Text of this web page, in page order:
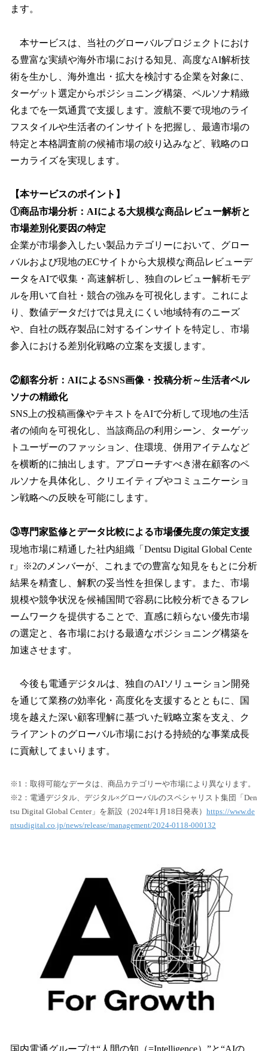
ます。
本サービスは、当社のグローバルプロジェクトにおけ
る豊富な実績や海外市場における知見、高度なAI解析技
術を生かし、海外進出・拡大を検討する企業を対象に、
ターゲット選定からポジショニング構築、ペルソナ精緻
化までを一気通貫で支援します。渡航不要で現地のライ
フスタイルや生活者のインサイトを把握し、最適市場の
特定と本格調査前の候補市場の絞り込みなど、戦略のロ
ーカライズを実現します。
【本サービスのポイント】
①商品市場分析：AIによる大規模な商品レビュー解析と
市場差別化要因の特定
企業が市場参入したい製品カテゴリーにおいて、グロー
バルおよび現地のECサイトから大規模な商品レビューデ
ータをAIで収集・高速解析し、独自のレビュー解析モデ
ルを用いて自社・競合の強みを可視化します。これによ
り、数値データだけでは見えにくい地域特有のニーズ
や、自社の既存製品に対するインサイトを特定し、市場
参入における差別化戦略の立案を支援します。
②顧客分析：AIによるSNS画像・投稿分析～生活者ペル
ソナの精緻化
SNS上の投稿画像やテキストをAIで分析して現地の生活
者の傾向を可視化し、当該商品の利用シーン、ターゲッ
トユーザーのファッション、住環境、併用アイテムなど
を横断的に抽出します。アプローチすべき潜在顧客のペ
ルソナを具体化し、クリエイティブやコミュニケーショ
ン戦略への反映を可能にします。
③専門家監修とデータ比較による市場優先度の策定支援
現地市場に精通した社内組織「Dentsu Digital Global Cente
r」※2のメンバーが、これまでの豊富な知見をもとに分析
結果を精査し、解釈の妥当性を担保します。また、市場
規模や競争状況を候補国間で容易に比較分析できるフレ
ームワークを提供することで、直感に頼らない優先市場
の選定と、各市場における最適なポジショニング構築を
加速させます。
今後も電通デジタルは、独自のAIソリューション開発
を通じて業務の効率化・高度化を支援するとともに、国
境を越えた深い顧客理解に基づいた戦略立案を支え、ク
ライアントのグローバル市場における持続的な事業成長
に貢献してまいります。
※1：取得可能なデータは、商品カテゴリーや市場により異なります。
※2：電通デジタル、デジタル×グローバルのスペシャリスト集団「Den
tsu Digital Global Center」を新設（2024年1月18日発表） https://www.de
ntsudigital.co.jp/news/release/management/2024-0118-000132
国内電通グループは“人間の知（=Intelligence）”と“AIの